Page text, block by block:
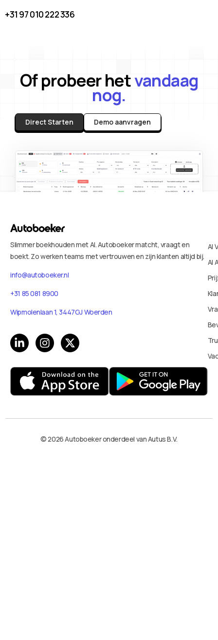
+31 97 010 222 336
Of probeer hetvandaag
nog.
Direct Starten Demo aanvragen
Slimmer boekhouden met AI. Autoboeker matcht, vraagt en
boekt. Zo werken teams met vertrouwen en zijn klanten altijd bij.
info@autoboeker.nl
+31 85 081 8900
Wipmolenlaan 1, 3447GJ Woerden
AI
AI
© 2026 Autoboeker onderdeel van Autus B.V.